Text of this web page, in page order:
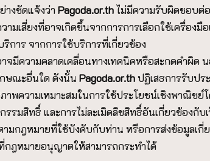
างชัดแจ้งว่าPagoda.or.th ไม่มีความรับผิดชอบต่
มเสี่ยงที่อาจเกิดขึ้นจากการการเลือกใช้เครื่องมื
การ จากการใช้บริการที่เกี่ยวข้อง
จมีความคลาดเคลื่อนทางเทคนิคหรือสะกดคำผิด
ษณะอื่นใด ดังนั้น Pagoda.or.thปฏิเสธการรับปร
พความเหมาะสมในการใช้ประโยชน์เชิงพาณิช
รรมสิทธิ์ และการไม่ละเมิดลิขสิทธิ์อันเกี่ยวข้องกั
ามกฎหมายที่ใช้บังคับกับท่าน หรือการส่งข้อมูลเ
กฎหมายอนุญาตให้สามารถกระทำได้